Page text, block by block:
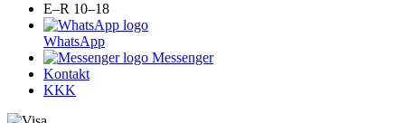
E–R 10–18
WhatsApp
Messenger
Kontakt
KKK